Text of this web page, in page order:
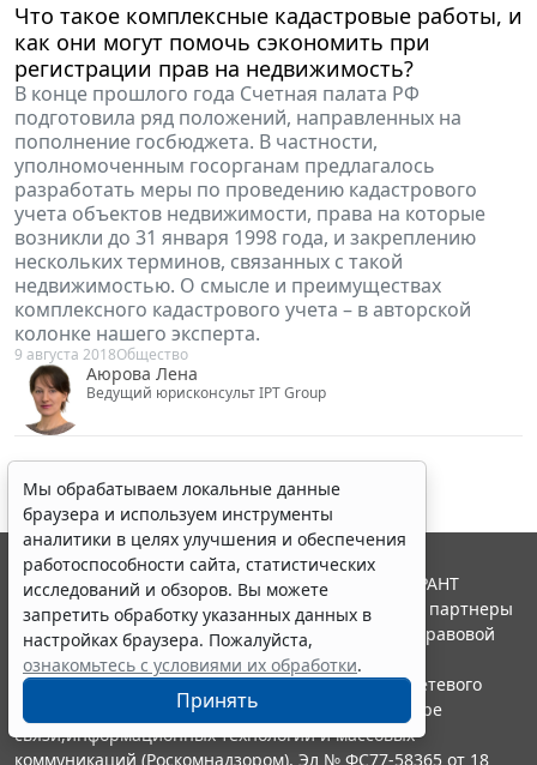
Что такое комплексные кадастровые работы, и
как они могут помочь сэкономить при
регистрации прав на недвижимость?
В конце прошлого года Счетная палата РФ
подготовила ряд положений, направленных на
пополнение госбюджета. В частности,
уполномоченным госорганам предлагалось
разработать меры по проведению кадастрового
учета объектов недвижимости, права на которые
возникли до 31 января 1998 года, и закреплению
нескольких терминов, связанных с такой
недвижимостью. О смысле и преимуществах
комплексного кадастрового учета – в авторской
колонке нашего эксперта.
9 августа 2018Общество
Аюрова Лена
Ведущий юрисконсульт IPT Group
Мы обрабатываем локальные данные
браузера и используем инструменты
аналитики в целях улучшения и обеспечения
работоспособности сайта, статистических
исследований и обзоров. Вы можете
запретить обработку указанных данных в
настройках браузера. Пожалуйста,
ознакомьтесь с условиями их обработки.
Принять
© ООО "НПП "ГАРАНТ-СЕРВИС", 2026. Система ГАРАНТ
выпускается с 1990 года. Компания "Гарант" и ее партнеры
являются участниками Российской ассоциации правовой
информации ГАРАНТ.
Портал ГАРАНТ.РУ зарегистрирован в качестве сетевого
издания Федеральной службой по надзору в сфере
связи,информационных технологий и массовых
коммуникаций (Роскомнадзором), Эл № ФС77-58365 от 18